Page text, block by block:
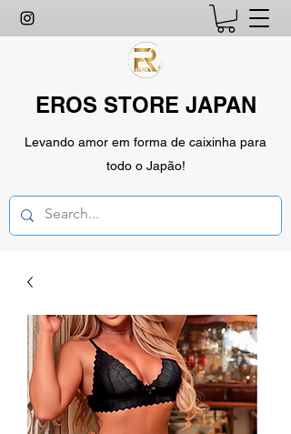
EROS STORE JAPAN
Levando amor em forma de caixinha para
todo o Japão!